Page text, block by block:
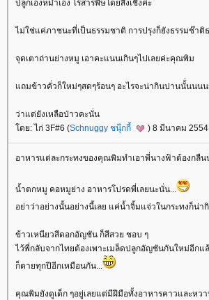
ปลูกเองหม่ำเอง ไร้สารพิษโดยสิ้งเชิงค่ะ
ไม่ใช่แค่ภาชนะที่เป็นธรรมชาติ การปรุงก็ยังธรรมช๊าติ
จุดเตาถ่านย่างหมู เอาคะแนนเกินๆไปเลยค่ะคุณพิม
ถมข้าวคั่วก็ใหม่ๆสดๆร้อนๆ อะไรจะน่ากินปานนั้่นนน
ว่าแต่ยังเหลือป่าวคะนั่น
ดย: ไก่ 3F#6 (Schnuggy ชนุ๊กกี้ ) 8 มีนาคม
อาหารแต่ละกระทงของคุณพิมทำเอาพี่นางฟ้าต้องกลืน
น้ำตกหมู คอหมูย่าง อาหารโปรดพี่เลยนะนั่น...
อย่าว่าอย่างนั้นอย่างนี้เลย แค่น้ำจิ้มแจ่วในกระทงก็น่า
ข้าวเหนียวสีดอกอัญชัน ก็สีสวย ชอบ ๆ
ไว้พี่กลับจากไทยต้องเพาะเมล็ดปลูกอัญชันกันใหม่อีกแ
ก็ตายทุกปีอีกเหมือนกัน...
คุณพิมยังดูเด็ก ๆอยู่เลยแต่มีฝีมือทั้งอาหารคาวและหวา